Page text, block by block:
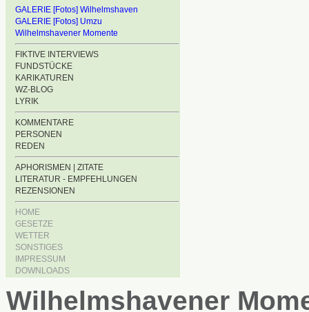
GALERIE [Fotos] Wilhelmshaven
GALERIE [Fotos] Umzu
Wilhelmshavener Momente
FIKTIVE INTERVIEWS
FUNDSTÜCKE
KARIKATUREN
WZ-BLOG
LYRIK
KOMMENTARE
PERSONEN
REDEN
APHORISMEN | ZITATE
LITERATUR - EMPFEHLUNGEN
REZENSIONEN
HOME
GESETZE
WETTER
SONSTIGES
IMPRESSUM
DOWNLOADS
Wilhelmshavener